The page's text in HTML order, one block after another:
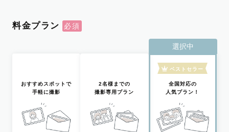
料金プラン
おすすめスポットで
手軽に撮影
2名様までの
撮影専用プラン
選択中
ベストセラー
全国対応の
人気プラン！